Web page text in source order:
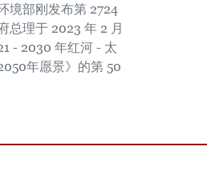
境部刚发布第 2724
总理于 2023 年 2 月
- 2030 年红河 - 太
年愿景》的第 50